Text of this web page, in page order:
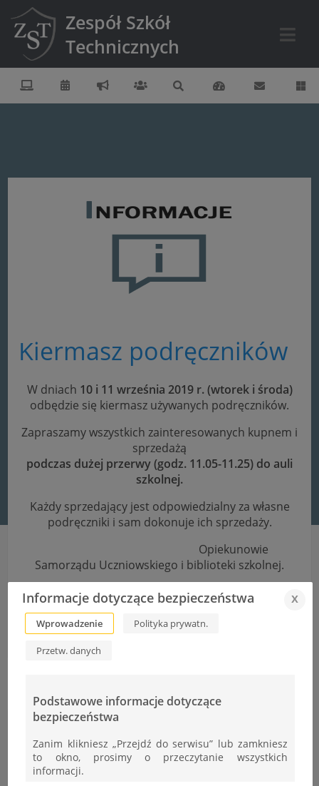
Zespół Szkół
Technicznych
Kiermasz podręczników
W dniach 10 i 11 września 2019 r. (wtorek i środa)
odbędzie się kiermasz używanych podręczników.
Zapraszamy wszystkich zainteresowanych kupnem i
sprzedażą
podczas dużej przerwy (godz. 11.05-11.25) do auli
szkolnej.
Każdy sprzedający jest odpowiedzialny za własne
podręczniki i sam dokonuje ich sprzedaży.
Opiekunowie
Samorządu Uczniowskiego i biblioteki szkolnej.
Uroczyste rozpoczęcie roku szkolnego 2019/2020
Autor:
Informacje dotyczące bezpieczeństwa x
Wprowadzenie Polityka prywatn.
Przetw. danych
Podstawowe informacje dotyczące
bezpieczeństwa
Zanim klikniesz „Przejdź do serwisu” lub zamkniesz
to okno, prosimy o przeczytanie wszystkich
informacji.